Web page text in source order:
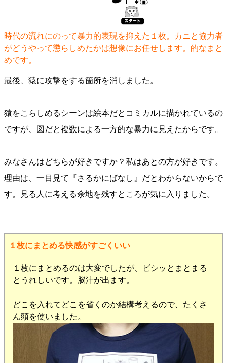
時代の流れにのって暴力的表現を抑えた１枚。カニと協力者
がどうやって懲らしめたかは想像にお任せします。的なまと
めです。
最後、猿に攻撃をする箇所を消しました。
猿をこらしめるシーンは絵本だとコミカルに描かれているの
ですが、図だと複数による一方的な暴力に見えたからです。
みなさんはどちらが好きですか？私はあとの方が好きです。
理由は、一目見て『さるかにばなし』だとわからないからで
す。見る人に考える余地を残すところが気に入りました。
１枚にまとめる快感がすごくいい
１枚にまとめるのは大変でしたが、ビシッとまとまる
とうれしいです。脳汁が出ます。
どこを入れてどこを省くのか結構考えるので、たくさ
ん頭を使いました。